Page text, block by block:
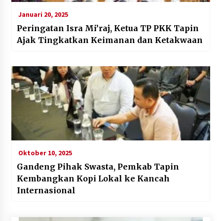
Januari 20, 2025
Peringatan Isra Mi’raj, Ketua TP PKK Tapin
Ajak Tingkatkan Keimanan dan Ketakwaan
Oktober 10, 2025
Gandeng Pihak Swasta, Pemkab Tapin
Kembangkan Kopi Lokal ke Kancah
Internasional